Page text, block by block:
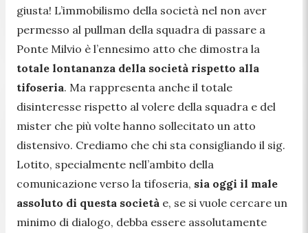
giusta! L’immobilismo della società nel non aver
permesso al pullman della squadra di passare a
Ponte Milvio è l’ennesimo atto che dimostra la
totale lontananza della società rispetto alla
tifoseria. Ma rappresenta anche il totale
disinteresse rispetto al volere della squadra e del
mister che più volte hanno sollecitato un atto
distensivo. Crediamo che chi sta consigliando il sig.
Lotito, specialmente nell’ambito della
comunicazione verso la tifoseria, sia oggi il male
assoluto di questa società e, se si vuole cercare un
minimo di dialogo, debba essere assolutamente